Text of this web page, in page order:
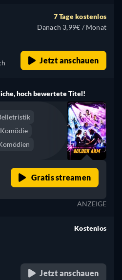
7 Tage kostenlos
Danach 3,99€ / Monat
Jetzt anschauen
hoch bewertete Titel!
Komödie
Gratis streamen
ANZEIGE
Kostenlos
Jetzt anschauen